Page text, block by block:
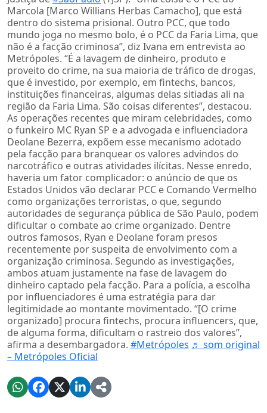
Marcola [Marco Willians Herbas Camacho], que está
dentro do sistema prisional. Outro PCC, que todo
mundo joga no mesmo bolo, é o PCC da Faria Lima, que
não é a facção criminosa”, diz Ivana em entrevista ao
Metrópoles. “É a lavagem de dinheiro, produto e
proveito do crime, na sua maioria de tráfico de drogas,
que é investido, por exemplo, em fintechs, bancos,
instituições financeiras, algumas delas sitiadas ali na
região da Faria Lima. São coisas diferentes”, destacou.
As operações recentes que miram celebridades, como
o funkeiro MC Ryan SP e a advogada e influenciadora
Deolane Bezerra, expõem esse mecanismo adotado
pela facção para branquear os valores advindos do
narcotráfico e outras atividades ilícitas. Nesse enredo,
haveria um fator complicador: o anúncio de que os
Estados Unidos vão declarar PCC e Comando Vermelho
como organizações terroristas, o que, segundo
autoridades de segurança pública de São Paulo, podem
dificultar o combate ao crime organizado. Dentre
outros famosos, Ryan e Deolane foram presos
recentemente por suspeita de envolvimento com a
organização criminosa. Segundo as investigações,
ambos atuam justamente na fase de lavagem do
dinheiro captado pela facção. Para a polícia, a escolha
por influenciadores é uma estratégia para dar
legitimidade ao montante movimentado. “[O crime
organizado] procura fintechs, procura influencers, que,
de alguma forma, dificultam o rastreio dos valores”,
afirma a desembargadora. #Metrópoles ♬ som original
– Metrópoles Oficial